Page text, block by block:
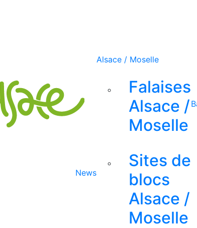
News
Alsace / Moselle
Falaises
Alsace /
Moselle
Sites de
blocs
Alsace /
Moselle